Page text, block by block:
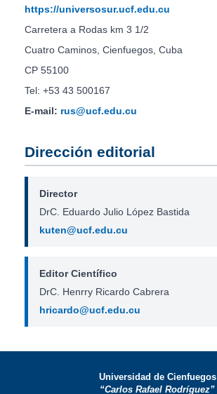
https://universosur.ucf.edu.cu
Carretera a Rodas km 3 1/2
Cuatro Caminos, Cienfuegos, Cuba
CP 55100
Tel: +53 43 500167
E-mail: rus@ucf.edu.cu
Dirección editorial
Director
DrC. Eduardo Julio López Bastida
kuten@ucf.edu.cu
Editor Científico
DrC. Henrry Ricardo Cabrera
hricardo@ucf.edu.cu
Universidad de Cienfuegos
“Carlos Rafael Rodríguez”